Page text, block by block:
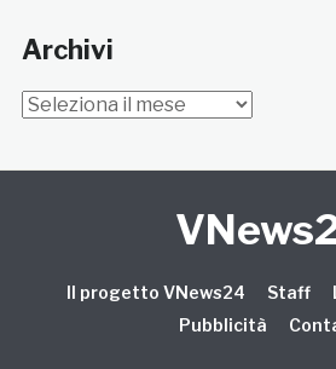
Archivi
Archivi
Il progetto VNews24 Staff
Pubblicità